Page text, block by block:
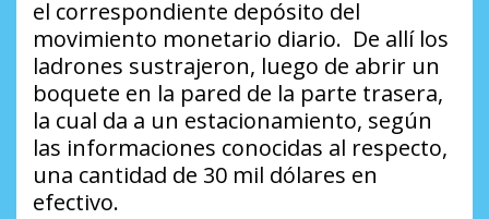
el correspondiente depósito del
movimiento monetario diario. De allí los
ladrones sustrajeron, luego de abrir un
boquete en la pared de la parte trasera,
la cual da a un estacionamiento, según
las informaciones conocidas al respecto,
una cantidad de 30 mil dólares en
efectivo.